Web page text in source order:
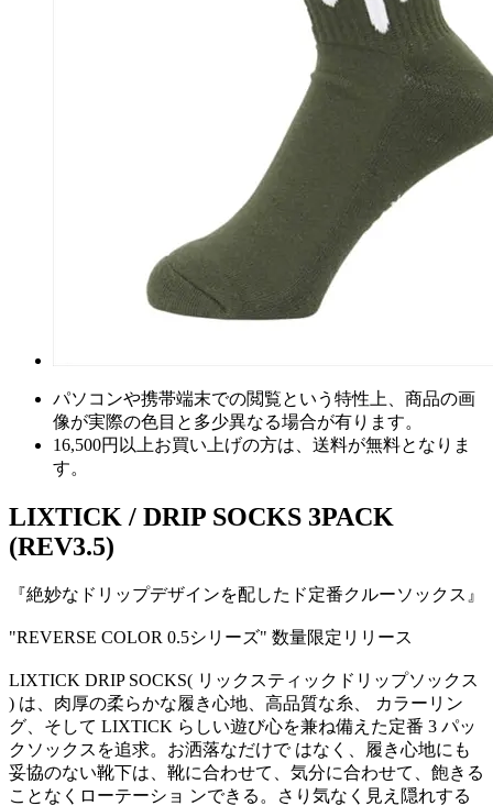
パソコンや携帯端末での閲覧という特性上、商品の画
像が実際の色目と多少異なる場合が有ります。
16,500円以上お買い上げの方は、 送料が無料となりま
す。
LIXTICK / DRIP SOCKS 3PACK
(REV3.5)
『絶妙なドリップデザインを配したド定番クルーソックス』
"REVERSE COLOR 0.5シリーズ" 数量限定リリース
LIXTICK DRIP SOCKS( リックスティックドリップソックス
) は、肉厚の柔らかな履き心地、高品質な糸、 カラーリン
グ、そして LIXTICK らしい遊び心を兼ね備えた定番 3 パッ
クソックスを追求。お洒落なだけで はなく、履き心地にも
妥協のない靴下は、靴に合わせて、気分に合わせて、飽きる
ことなくローテーショ ンできる。さり気なく見え隠れする